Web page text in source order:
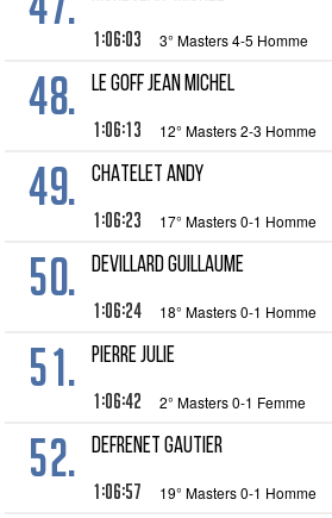
1:06:03 3° Masters 4-5 Homme
48. LE GOFF Jean Michel
1:06:13 12° Masters 2-3 Homme
49. CHATELET Andy
1:06:23 17° Masters 0-1 Homme
50. DEVILLARD Guillaume
1:06:24 18° Masters 0-1 Homme
51. PIERRE Julie
1:06:42 2° Masters 0-1 Femme
52. DEFRENET Gautier
1:06:57 19° Masters 0-1 Homme